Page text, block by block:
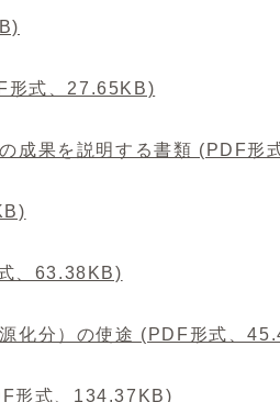
形式、27.65KB)
成果を説明する書類 (PDF形
、63.38KB)
化分）の使途 (PDF形式、
形式、134.37KB)